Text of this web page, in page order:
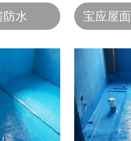
防水 宝应屋